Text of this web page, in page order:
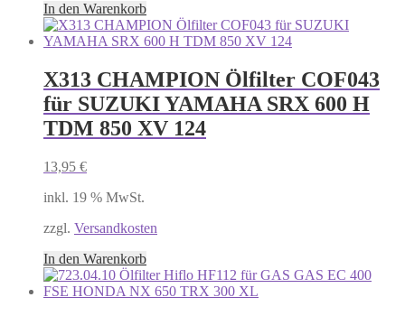
In den Warenkorb
X313 CHAMPION Ölfilter COF043
für SUZUKI YAMAHA SRX 600 H
TDM 850 XV 124
13,95 €
inkl. 19 % MwSt.
zzgl. Versandkosten
In den Warenkorb